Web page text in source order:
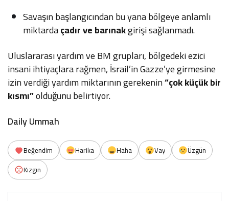
Savaşın başlangıcından bu yana bölgeye anlamlı
miktardaçadır ve barınakgirişi sağlanmadı.
Uluslararası yardım ve BM grupları, bölgedeki ezici
insani ihtiyaçlara rağmen, İsrail’in Gazze’ye girmesine
izin verdiği yardım miktarının gerekenin“çok küçük bir
kısmı”olduğunu belirtiyor.
Daily Ummah
Beğendim Harika Haha Vay
Üzgün
Kızgın